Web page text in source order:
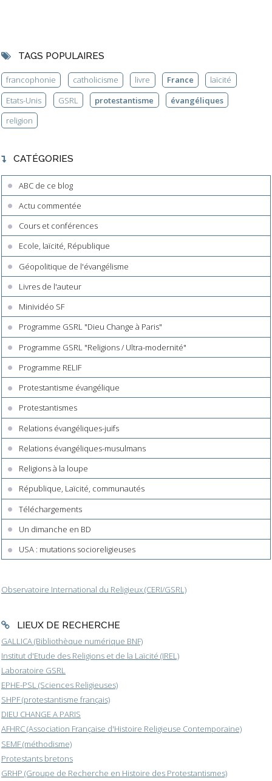
TAGS POPULAIRES
francophonie catholicisme livre France
laïcité
Etats-Unis
GSRL protestantisme
évangéliques
religion
CATÉGORIES
ABC de ce blog
Actu commentée
Cours et conférences
Ecole, laïcité, République
Géopolitique de l'évangélisme
Livres de l'auteur
Minividéo SF
Programme GSRL "Dieu Change à Paris"
Programme GSRL "Religions / Ultra-modernité"
Programme RELIF
Protestantisme évangélique
Protestantismes
Relations évangéliques-juifs
Relations évangéliques-musulmans
Religions à la loupe
République, Laïcité, communautés
Téléchargements
Un dimanche en BD
USA : mutations socioreligieuses
Observatoire International du Religieux (CERI/GSRL)
LIEUX DE RECHERCHE
GALLICA (Bibliothèque numérique BNF)
Institut d'Etude des Religions et de la Laïcité (IREL)
Laboratoire GSRL
EPHE-PSL (Sciences Religieuses)
SHPF (protestantisme français)
DIEU CHANGE A PARIS
AFHRC (Association Française d'Histoire Religieuse Contemporaine)
SEMF (méthodisme)
Protestants bretons
GRHP (Groupe de Recherche en Histoire des Protestantismes)